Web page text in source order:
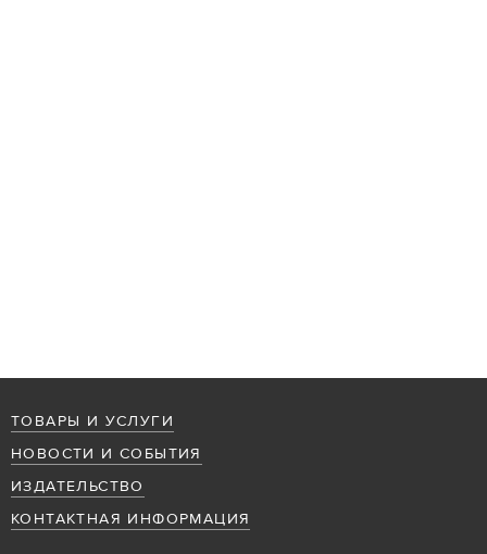
ТОВАРЫ И УСЛУГИ
НОВОСТИ И СОБЫТИЯ
ИЗДАТЕЛЬСТВО
КОНТАКТНАЯ ИНФОРМАЦИЯ